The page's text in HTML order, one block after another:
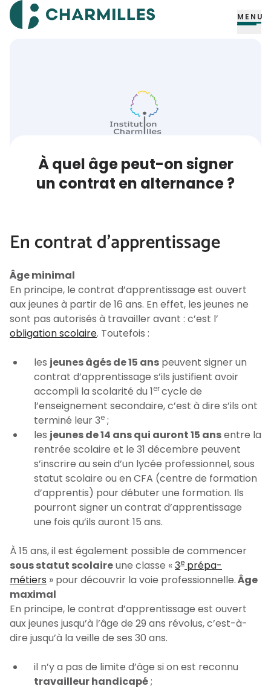
MENU
À quel âge peut-on signer
un contrat en alternance ?
En contrat d’apprentissage
Âge minimal
En principe, le contrat d’apprentissage est ouvert
aux jeunes à partir de 16 ans. En effet, les jeunes ne
sont pas autorisés à travailler avant : c’est l’
obligation scolaire. Toutefois :
les jeunes âgés de 15 ans peuvent signer un
contrat d’apprentissage s’ils justifient avoir
accompli la scolarité du 1ercycle de
l’enseignement secondaire, c’est à dire s’ils ont
terminé leur 3e ;
les jeunes de 14 ans qui auront 15 ansentre la
rentrée scolaire et le 31 décembre peuvent
s’inscrire au sein d’un lycée professionnel, sous
statut scolaire ou en CFA (centre de formation
d’apprentis) pour débuter une formation. Ils
pourront signer un contrat d’apprentissage
une fois qu’ils auront 15 ans.
À 15 ans, il est également possible de commencer
sous statut scolaireune classe «3e prépa-
métiers » pour découvrir la voie professionnelle.Âge
maximal
En principe, le contrat d’apprentissage est ouvert
aux jeunes jusqu’à l’âge de 29 ans révolus, c’est-à-
dire jusqu’à la veille de ses 30 ans.
il n’y a pas de limite d’âge si on est reconnu
travailleur handicapé;